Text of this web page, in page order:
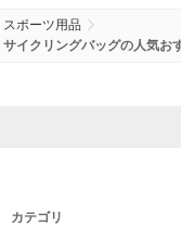
スポーツ用品
サイクリングバッグの人気お
カテゴリ